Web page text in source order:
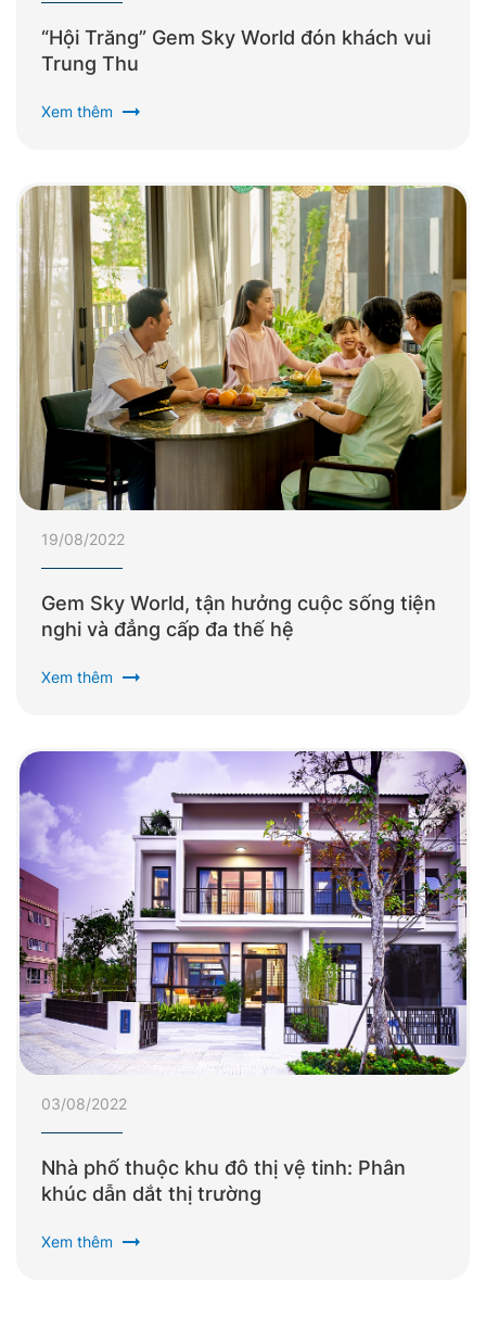
“Hội Trăng” Gem Sky World đón khách vui
Trung Thu
Xem thêm arrow_right_alt
19/08/2022
Gem Sky World, tận hưởng cuộc sống tiện
nghi và đẳng cấp đa thế hệ
Xem thêm arrow_right_alt
03/08/2022
Nhà phố thuộc khu đô thị vệ tinh: Phân
khúc dẫn dắt thị trường
Xem thêm arrow_right_alt